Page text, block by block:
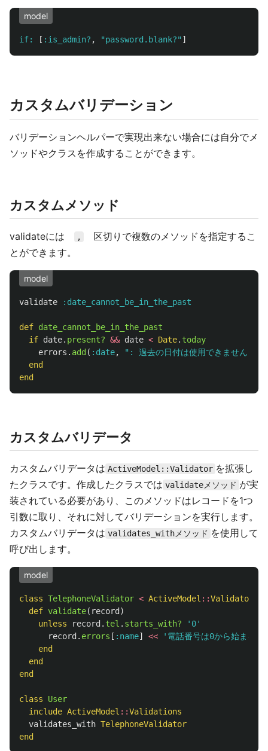
model
if: [ :is_admin? , "password.blank?" ]
カスタムバリデーション
バリデーションヘルパーで実現出来ない場合には自分でメ
ソッドやクラスを作成することができます。
カスタムメソッド
validateには ,
区切りで複数のメソッドを指定するこ
とができます。
model
validate :date_cannot_be_in_the_past
def date_cannot_be_in_the_past
if date. present? && date < Date. today
errors . add ( :date, ": 過去の日付は使用できません"
end
end
カスタムバリデータ
カスタムバリデータは ActiveModel::Validator を拡張し
たクラスです。作成したクラスでは validateメソッド が実
装されている必要があり、このメソッドはレコードを1つ
引数に取り、それに対してバリデーションを実行します。
カスタムバリデータは validates_withメソッド を使用して
呼び出します。
model
class TelephoneValidator < ActiveModel ::Validator
def validate( record )
unless
record . tel . starts_with?
'0'
record . errors [ :name] <<
'電話番号は0から始まる
end
end
end
class
User
include ActiveModel ::Validations
validates_with TelephoneValidator
end